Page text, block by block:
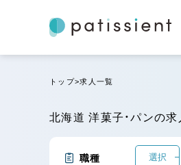
トップ 求人一覧
北海道 洋菓子・パンの
職種 選択